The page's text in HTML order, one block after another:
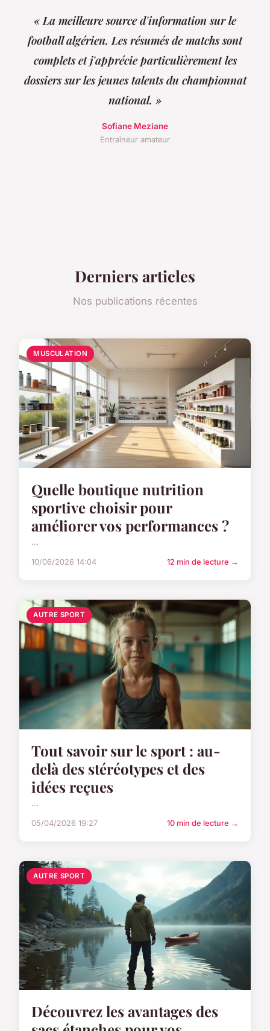
« La meilleure source d'information sur le
football algérien. Les résumés de matchs sont
complets et j'apprécie particulièrement les
dossiers sur les jeunes talents du championnat
national. »
Sofiane Meziane
Entraîneur amateur
Derniers articles
Nos publications récentes
MUSCULATION
Quelle boutique nutrition
sportive choisir pour
améliorer vos performances ?
...
10/06/2026 14:04 12 min de lecture →
AUTRE SPORT
Tout savoir sur le sport : au-
delà des stéréotypes et des
idées reçues
...
05/04/2026 19:27 10 min de lecture →
AUTRE SPORT
Découvrez les avantages des